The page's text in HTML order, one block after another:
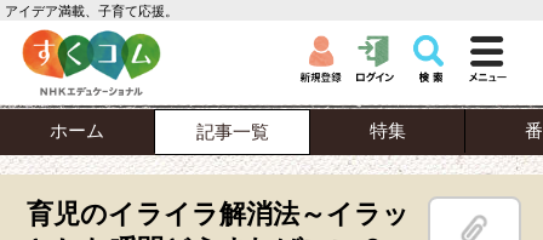
アイデア満載、子育て応援。
ホーム 記事一覧 特集
育児のイライラ解消法～イラッ